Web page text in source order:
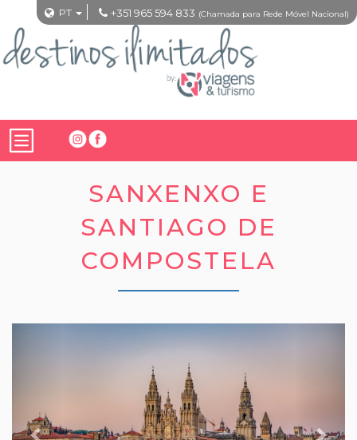
PT +351 965 594 833 (Chamada para Rede Móvel Nacional)
SANXENXO E
SANTIAGO DE
COMPOSTELA